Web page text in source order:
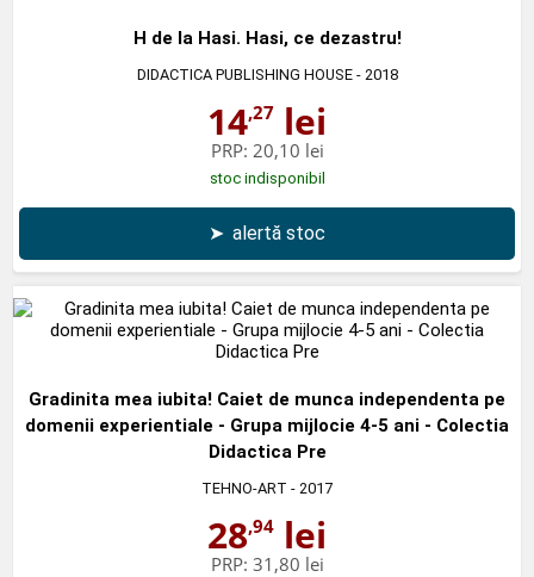
H de la Hasi. Hasi, ce dezastru!
DIDACTICA PUBLISHING HOUSE- 2018
14,27 lei
PRP: 20,10 lei
stoc indisponibil
➤ alertă stoc
Gradinita mea iubita! Caiet de munca independenta pe
domenii experientiale - Grupa mijlocie 4-5 ani - Colectia
Didactica Pre
TEHNO-ART - 2017
28,94 lei
PRP: 31,80 lei